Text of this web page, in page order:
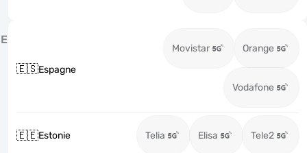
E
🇪🇸Espagne
Movistar Orange
Vodafone
🇪🇪Estonie Telia Elisa Tele2